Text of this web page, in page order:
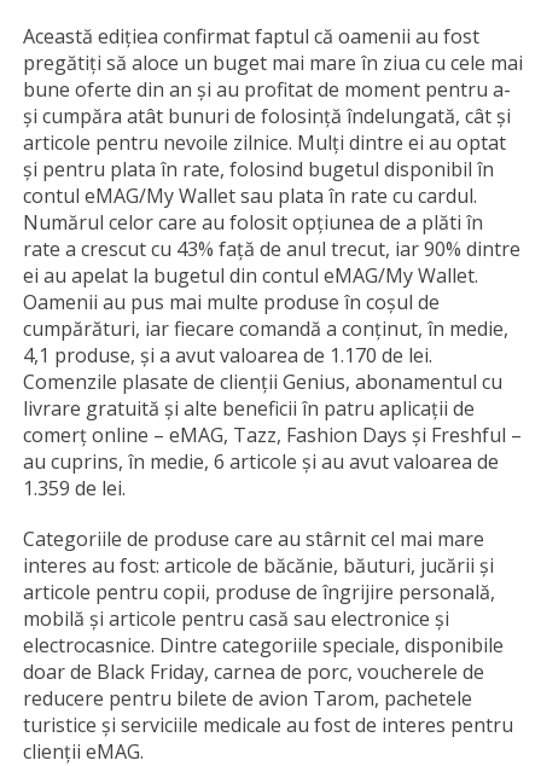
Această edițiea confirmat faptul că oamenii au fost
pregătiți să aloce un buget mai mare în ziua cu cele mai
bune oferte din an și au profitat de moment pentru a-
și cumpăra atât bunuri de folosință îndelungată, cât și
articole pentru nevoile zilnice. Mulți dintre ei au optat
și pentru plata în rate, folosind bugetul disponibil în
contul eMAG/My Wallet sau plata în rate cu cardul.
Numărul celor care au folosit opțiunea de a plăti în
rate a crescut cu 43% față de anul trecut, iar 90% dintre
ei au apelat la bugetul din contul eMAG/My Wallet.
Oamenii au pus mai multe produse în coșul de
cumpărături, iar fiecare comandă a conținut, în medie,
4,1 produse, și a avut valoarea de 1.170 de lei.
Comenzile plasate de clienții Genius, abonamentul cu
livrare gratuită și alte beneficii în patru aplicații de
comerț online – eMAG, Tazz, Fashion Days și Freshful –
au cuprins, în medie, 6 articole și au avut valoarea de
1.359 de lei.
Categoriile de produse care au stârnit cel mai mare
interes au fost: articole de băcănie, băuturi, jucării și
articole pentru copii, produse de îngrijire personală,
mobilă și articole pentru casă sau electronice și
electrocasnice. Dintre categoriile speciale, disponibile
doar de Black Friday, carnea de porc, voucherele de
reducere pentru bilete de avion Tarom, pachetele
turistice și serviciile medicale au fost de interes pentru
clienții eMAG.